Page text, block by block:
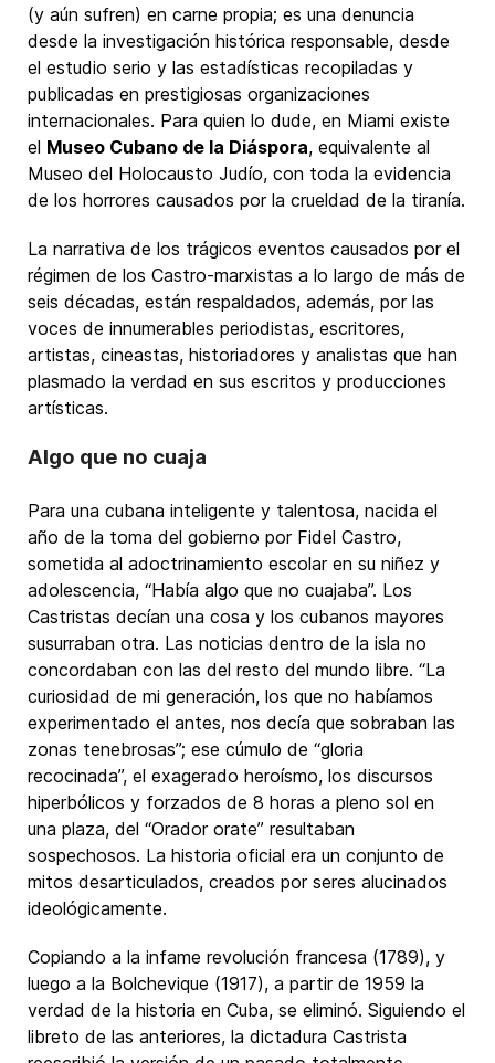
(y aún sufren) en carne propia; es una denuncia
desde la investigación histórica responsable, desde
el estudio serio y las estadísticas recopiladas y
publicadas en prestigiosas organizaciones
internacionales. Para quien lo dude, en Miami existe
el Museo Cubano de la Diáspora, equivalente al
Museo del Holocausto Judío, con toda la evidencia
de los horrores causados por la crueldad de la tiranía.
La narrativa de los trágicos eventos causados por el
régimen de los Castro-marxistas a lo largo de más de
seis décadas, están respaldados, además, por las
voces de innumerables periodistas, escritores,
artistas, cineastas, historiadores y analistas que han
plasmado la verdad en sus escritos y producciones
artísticas.
Algo que no cuaja
Para una cubana inteligente y talentosa, nacida el
año de la toma del gobierno por Fidel Castro,
sometida al adoctrinamiento escolar en su niñez y
adolescencia, “Había algo que no cuajaba”. Los
Castristas decían una cosa y los cubanos mayores
susurraban otra. Las noticias dentro de la isla no
concordaban con las del resto del mundo libre. “La
curiosidad de mi generación, los que no habíamos
experimentado el antes, nos decía que sobraban las
zonas tenebrosas”; ese cúmulo de “gloria
recocinada”, el exagerado heroísmo, los discursos
hiperbólicos y forzados de 8 horas a pleno sol en
una plaza, del “Orador orate” resultaban
sospechosos. La historia oficial era un conjunto de
mitos desarticulados, creados por seres alucinados
ideológicamente.
Copiando a la infame revolución francesa (1789), y
luego a la Bolchevique (1917), a partir de 1959 la
verdad de la historia en Cuba, se eliminó. Siguiendo el
libreto de las anteriores, la dictadura Castrista